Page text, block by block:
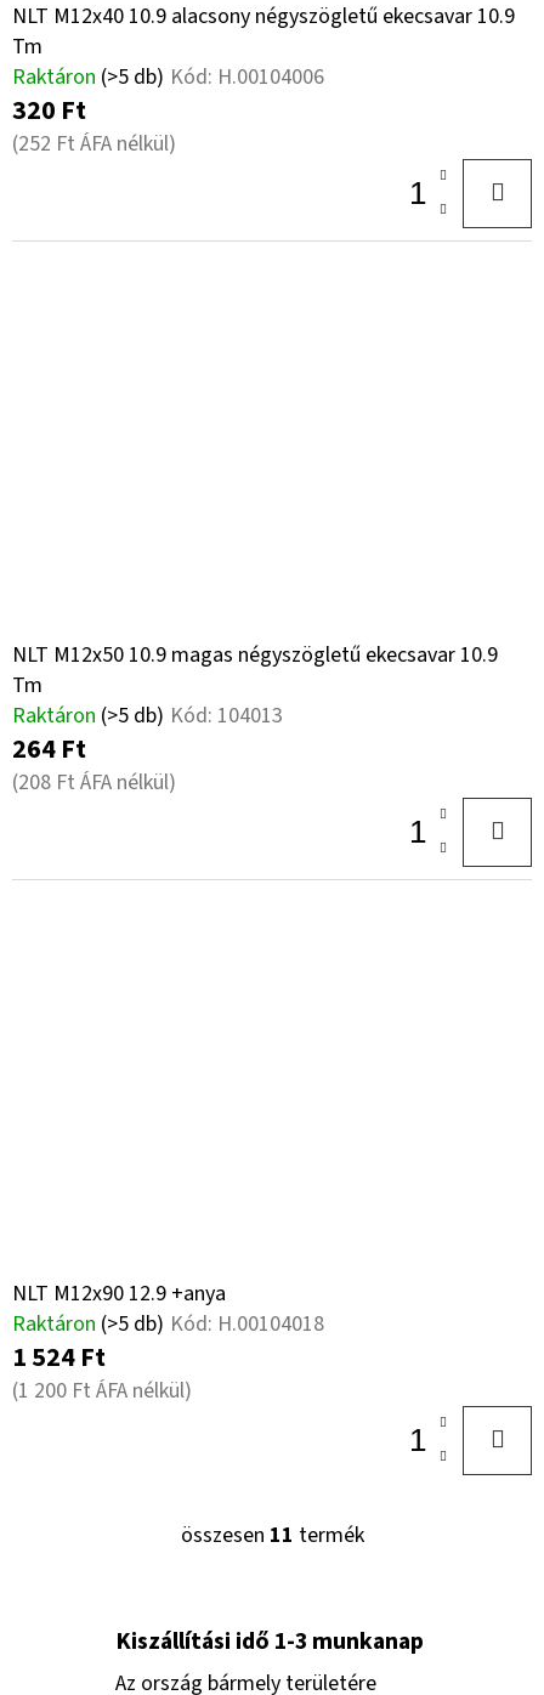
NLT M12x40 10.9 alacsony négyszögletű ekecsavar 10.9
Tm
Raktáron (>5 db) Kód: H.00104006
320 Ft
(252 Ft ÁFA nélkül)
NLT M12x50 10.9 magas négyszögletű ekecsavar 10.9
Tm
Raktáron (>5 db) Kód: 104013
264 Ft
(208 Ft ÁFA nélkül)
NLT M12x90 12.9 +anya
Raktáron (>5 db) Kód: H.00104018
1 524 Ft
(1 200 Ft ÁFA nélkül)
L
T
A
összesen 11 termék
Kiszállítási idő 1-3 munkanap
Az ország bármely területére